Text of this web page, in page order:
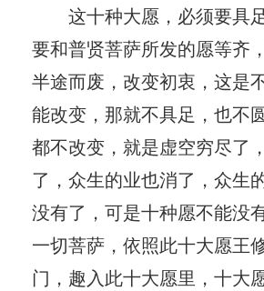
这十种大愿，必须要具
要和普贤菩萨所发的愿等齐
半途而废，改变初衷，这是
能改变，那就不具足，也不
都不改变，就是虚空穷尽了
了，众生的业也消了，众生
没有了，可是十种愿不能没
一切菩萨，依照此十大愿王
门，趣入此十大愿里，十大